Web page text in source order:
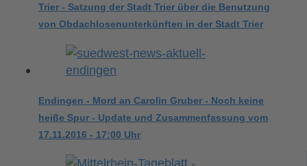
Trier - Satzung der Stadt Trier über die Benutzung
von Obdachlosenunterkünften in der Stadt Trier
Endingen - Mord an Carolin Gruber - Noch keine
heiße Spur - Update und Zusammenfassung vom
17.11.2016 - 17:00 Uhr